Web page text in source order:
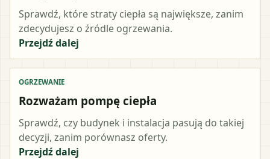
Sprawdź, które straty ciepła są największe, zanim
zdecydujesz o źródle ogrzewania.
Przejdź dalej
OGRZEWANIE
Rozważam pompę ciepła
Sprawdź, czy budynek i instalacja pasują do takiej
decyzji, zanim porównasz oferty.
Przejdź dalej